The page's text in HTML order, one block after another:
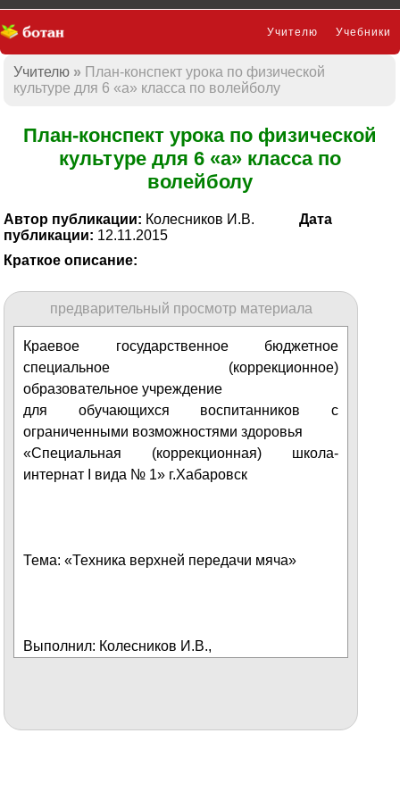
Учебники
Учителю
Презентации
Учителю
План-конспект урока по физической
культуре для 6 «а» класса по волейболу
План-конспект урока по физической
культуре для 6 «а» класса по
волейболу
Автор публикации: Колесников И.В.
Дата
публикации: 12.11.2015
Краткое описание:
предварительный просмотр материала
Краевое государственное бюджетное
специальное (коррекционное)
образовательное учреждение
для обучающихся воспитанников с
ограниченными возможностями здоровья
«Специальная (коррекционная) школа-
интернат I вида № 1» г.Хабаровск
Тема: «Техника верхней передачи мяча»
Выполнил: Колесников И.В.,
культуре для6 «а»класса по волейболу